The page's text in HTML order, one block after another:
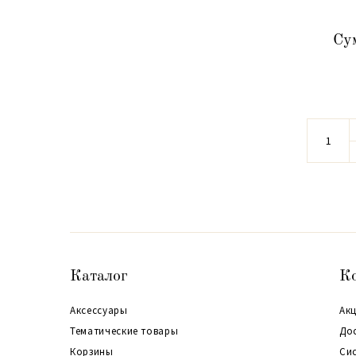
Каталог
Аксессуары
Тематические товары
Корзины